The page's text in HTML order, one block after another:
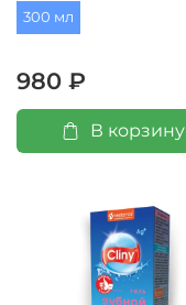
300 мл
980 ₽
В корзину